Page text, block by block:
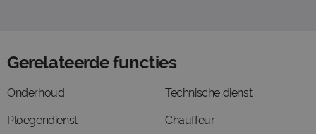
Gerelateerde functies
Onderhoud
Ploegendienst
Technische dienst
Chauffeur